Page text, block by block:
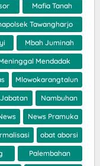
Mafia Tanah
Tawangharjo
Mbah Juminah
Mendadak
Mlowokarangtalun
Nambuhan
News Pramuka
obat aborsi
Palembahan